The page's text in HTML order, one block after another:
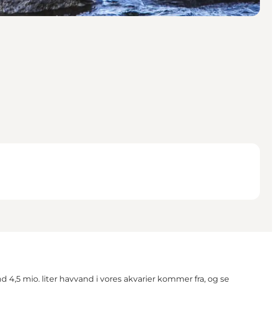
4,5 mio. liter havvand i vores akvarier kommer fra, og se